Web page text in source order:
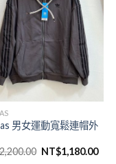
男女運動寬鬆連帽外
NT$1,180.00